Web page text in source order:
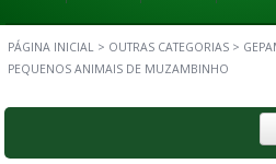
PÁGINA INICIAL > OUTRAS CATEGORIAS >
PEQUENOS ANIMAIS DE MUZAMBINHO